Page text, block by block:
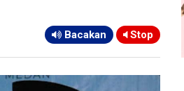
Bacakan Stop